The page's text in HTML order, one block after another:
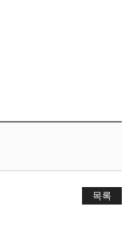
목록